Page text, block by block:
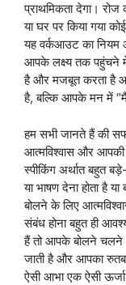
प्राथमिकता देगा। रोज
या घर पर किया गया
यह वर्कआउट का नियम
आपके लक्ष्य तक पहुंचने
है और मजबूत करता है
है, बल्कि आपके मन में
हम सभी जानते हैं की
आत्मविश्वास और
स्पीकिंग अर्थात बहुत
या भाषण देना होता है
बोलने के लिए
संबंध होना बहुत ही
हैं तो आपके बोलने
जाती है और आपका
ऐसी आभा एक ऐसी